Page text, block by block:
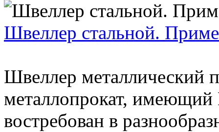
Швеллер стальной.
Швеллер металлический
металлопрокат, имеющий
востребован в